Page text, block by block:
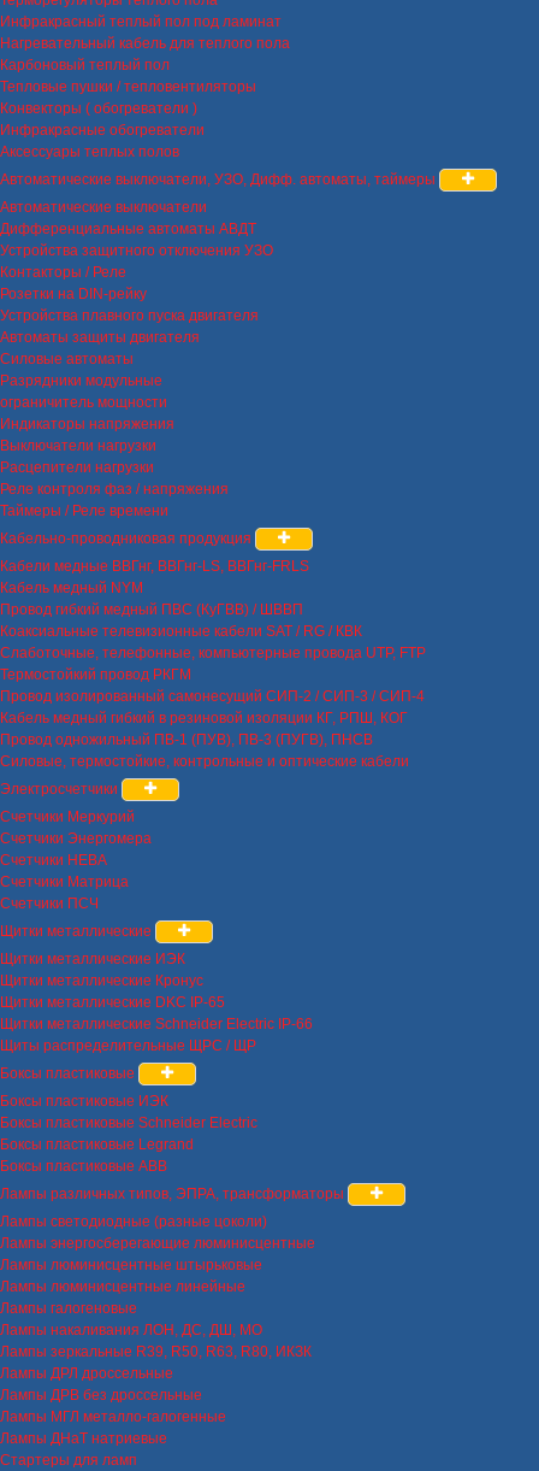
Инфракрасный теплый пол под ламинат
Нагревательный кабель для теплого пола
Карбоновый теплый пол
Тепловые пушки / тепловентиляторы
Конвекторы ( обогреватели )
Инфракрасные обогреватели
Аксессуары теплых полов
Автоматические выключатели, УЗО, Дифф. автоматы, таймеры
Автоматические выключатели
Дифференциальные автоматы АВДТ
Устройства защитного отключения УЗО
Контакторы / Реле
Розетки на DIN-рейку
Устройства плавного пуска двигателя
Автоматы защиты двигателя
Силовые автоматы
Разрядники модульные
ограничитель мощности
Индикаторы напряжения
Выключатели нагрузки
Расцепители нагрузки
Реле контроля фаз / напряжения
Таймеры / Реле времени
Кабельно-проводниковая продукция
Кабели медные ВВГнг, ВВГнг-LS, ВВГнг-FRLS
Кабель медный NYM
Провод гибкий медный ПВС (КуГВВ) / ШВВП
Коаксиальные телевизионные кабели SAT / RG / КВК
Слаботочные, телефонные, компьютерные провода UTP, FTP
Термостойкий провод РКГМ
Провод изолированный самонесущий СИП-2 / СИП-3 / СИП-4
Кабель медный гибкий в резиновой изоляции КГ, РПШ, КОГ
Провод одножильный ПВ-1 (ПУВ), ПВ-3 (ПУГВ), ПНСВ
Силовые, термостойкие, контрольные и оптические кабели
Электросчетчики
Счетчики Меркурий
Счетчики Энергомера
Счетчики НЕВА
Счетчики Матрица
Счетчики ПСЧ
Щитки металлические
Щитки металлические ИЭК
Щитки металлические Кронус
Щитки металлические DKC IP-65
Щитки металлические Schneider Electric IP-66
Щиты распределительные ЩРС / ЩР
Боксы пластиковые
Боксы пластиковые ИЭК
Боксы пластиковые Schneider Electric
Боксы пластиковые Legrand
Боксы пластиковые ABB
Лампы различных типов, ЭПРА, трансформаторы
Лампы светодиодные (разные цоколи)
Лампы энергосберегающие люминисцентные
Лампы люминисцентные штырьковые
Лампы люминисцентные линейные
Лампы галогеновые
Лампы накаливания ЛОН, ДС, ДШ, МО
Лампы зеркальные R39, R50, R63, R80, ИКЗК
Лампы ДРЛ дроссельные
Лампы ДРВ без дроссельные
Лампы МГЛ металло-галогенные
Лампы ДНаТ натриевые
Стартеры для ламп